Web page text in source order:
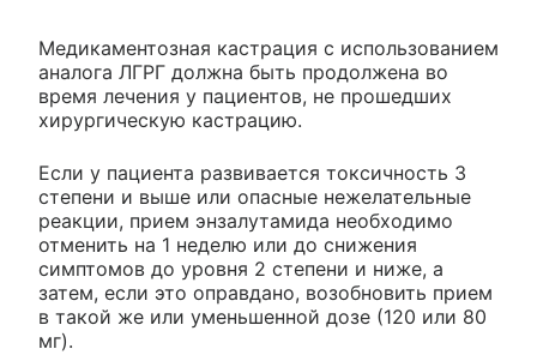
Медикаментозная кастрация с использованием
аналога ЛГРГ должна быть продолжена во
время лечения у пациентов, не прошедших
хирургическую кастрацию.
Если у пациента развивается токсичность 3
степени и выше или опасные нежелательные
реакции, прием энзалутамида необходимо
отменить на 1 неделю или до снижения
симптомов до уровня 2 степени и ниже, а
затем, если это оправдано, возобновить прием
в такой же или уменьшенной дозе (120 или 80
мг).